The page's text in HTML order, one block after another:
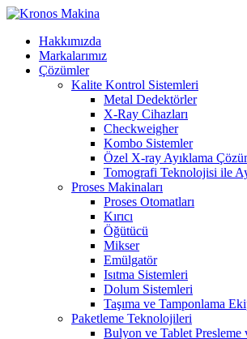
Hakkımızda
Markalarımız
Çözümler
Kalite Kontrol Sistemleri
Metal Dedektörler
X-Ray Cihazları
Checkweigher
Kombo Sistemler
Özel X-ray Ayıklama
Tomografi Teknolojisi ile
Proses Makinaları
Proses Otomatları
Kırıcı
Öğütücü
Mikser
Emülgatör
Isıtma Sistemleri
Dolum Sistemleri
Taşıma ve Tamponlama
Paketleme Teknolojileri
Bulyon ve Tablet Presleme